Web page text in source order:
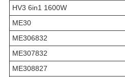
HV3 6in1 1600W
ME30
ME306832
ME307832
ME308827